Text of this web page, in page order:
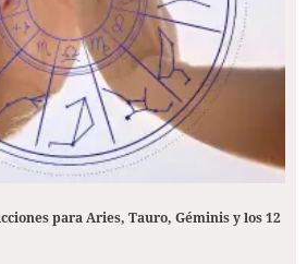
para Aries, Tauro, Géminis y los 12